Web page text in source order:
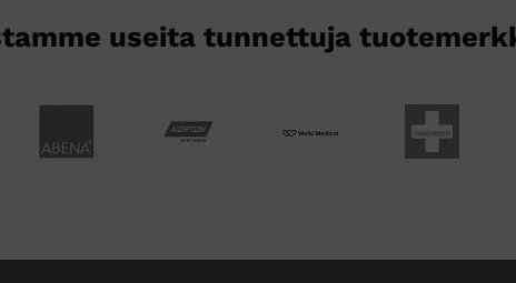
useita tunnettuja